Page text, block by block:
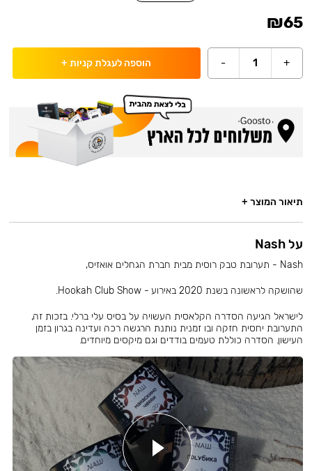
₪65
+
1
- הוספה לעגלת קניות +
תיאור המוצר +
על Nash
Nash - תערובת טבק רוסית מבית חברת הגחלים אואזיס,
שהושקה לראשונה בשנת 2020 באירוע - Hookah Club Show.
לישראל הגיעה הסדרה הקלאסית העשויה על בסיס עלי ברלי. בזכות זה,
התערובת יחסית חזקה ובו זמנית נותנת הרגשה רכה ועדינה בגרון בזמן
העישון. הסדרה כוללת טעמים בודדים וגם מיקסים מיוחדים.